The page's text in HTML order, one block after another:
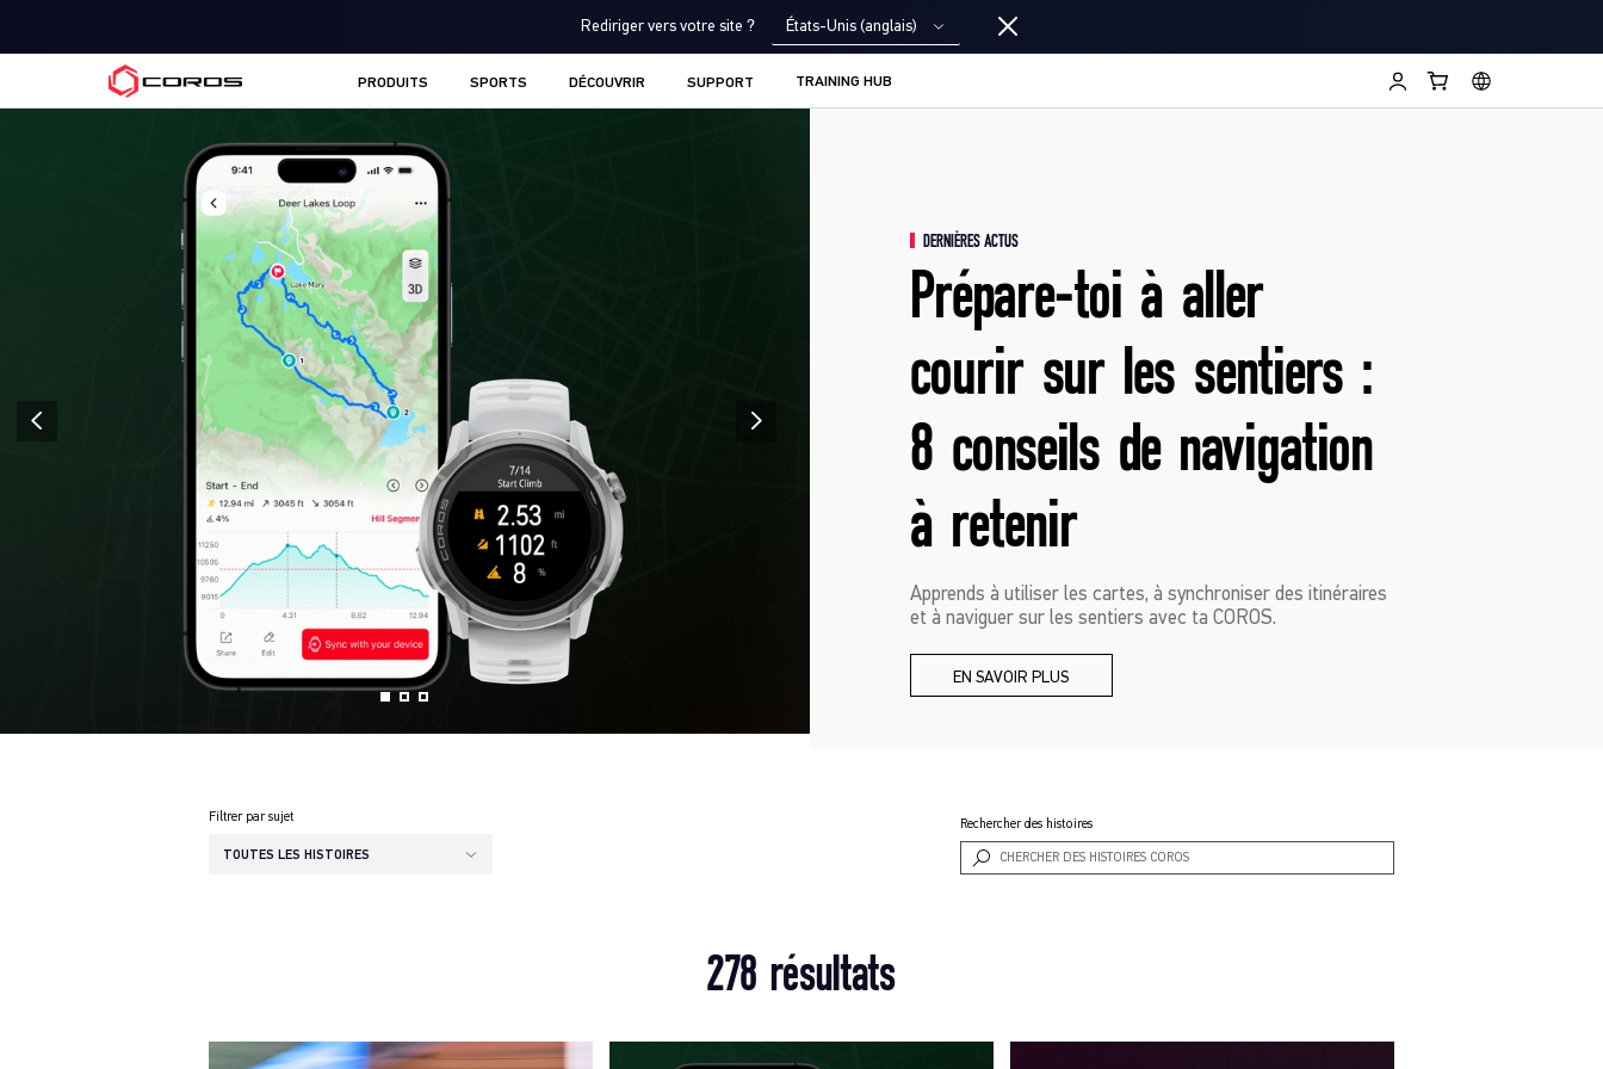
Rediriger vers votre site ? États-Unis (anglais)
COROS FR
PRODUITS SPORTS DÉCOUVRIR SUPPORT TRAINING HUB
DERNIÈRES ACTUS
Prépare-toi à aller
courir sur les sentiers :
8 conseils de navigation
à retenir
Apprends à utiliser les cartes, à synchroniser des itinéraires
et à naviguer sur les sentiers avec ta COROS.
EN SAVOIR PLUS
Filtrer par sujet
TOUTES LES HISTOIRES
Rechercher des histoires
278 résultats